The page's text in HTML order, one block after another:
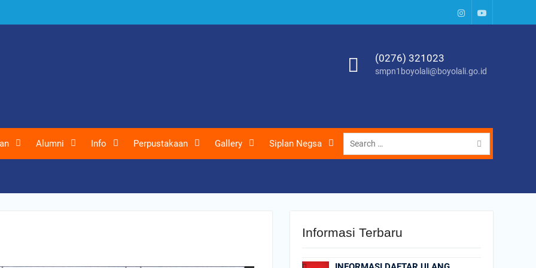
Instagram
Youtube
(0276) 321023
smpn1boyolali@boyolali.go.id
Alumni Info Perpustakaan Gallery Siplan Negsa
Search
for:
Informasi Terbaru